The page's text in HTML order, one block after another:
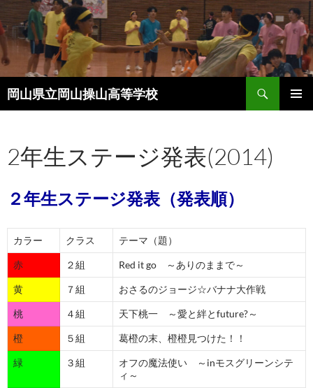
コ
ン
テ
ン
ツ
へ
ス
プ
岡山県立岡山操山高等学校
索
2年生ステージ発表(2014)
２年生ステージ発表（発表順）
カラー クラス テーマ（題）
赤 ２組 Red it go ～ありのままで～
黄 ７組 おさるのジョージ☆バナナ大作戦
桃 ４組 天下桃一 ～愛と絆とfuture?～
橙 ５組 葛橙の末、橙橙見つけた！！
緑 ３組
オフの魔法使い ～inモスグリーンシテ
ィ～